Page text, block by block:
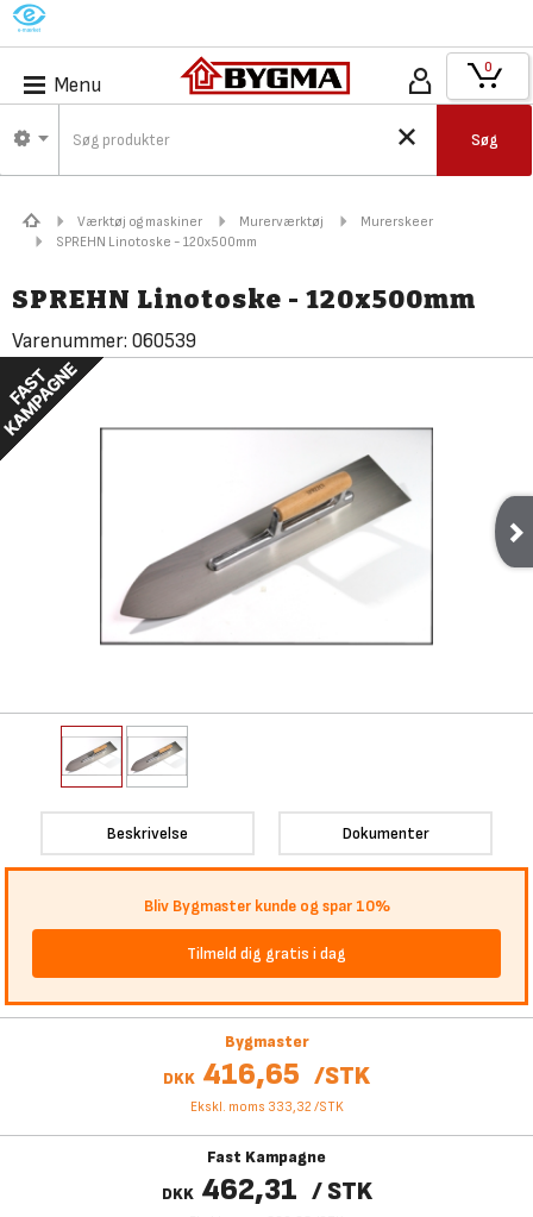
M
Menu
Søg
0
Værktøj og maskiner Murerværktøj
Murerskeer
SPREHN Linotoske - 120x500mm
SPREHN Linotoske - 120x500mm
Varenummer: 060539
Beskrivelse Dokumenter
Bliv Bygmaster kunde og spar 10%
Tilmeld dig gratis i dag
Bygmaster
DKK 416,65 /STK
Ekskl. moms 333,32 /STK
Fast Kampagne
DKK 462,31 / STK